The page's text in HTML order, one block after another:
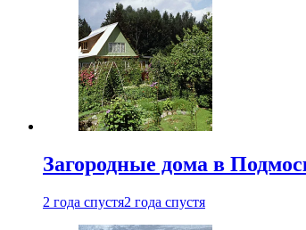
Загородные дома в
2 года спустя2 года спустя